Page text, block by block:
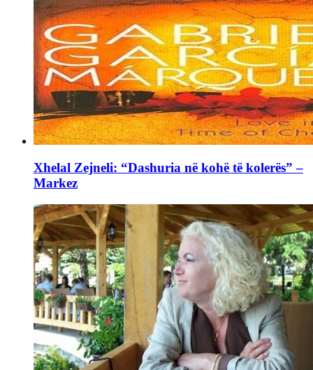
Xhelal Zejneli: “Dashuria në kohë të kolerës” –
Markez